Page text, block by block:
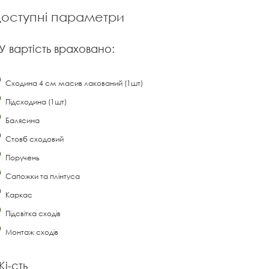
параметри
вартість враховано:
Сходина 4 см масив лакований (1шт)
Підсходина (1шт)
Балясина
Стовб сходовий
Поручень
Сапожки та плінтуса
Каркас
Підсвітка сходів
Монтаж сходів
сть